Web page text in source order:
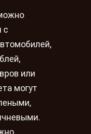
с
или
могут